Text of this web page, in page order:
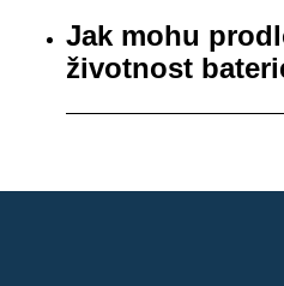
Jak mohu
životnost